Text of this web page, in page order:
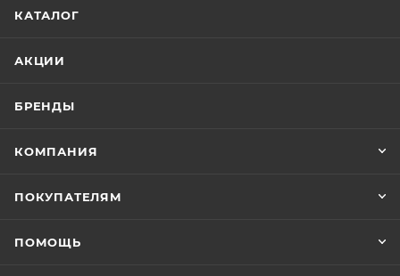
КАТАЛОГ
АКЦИИ
БРЕНДЫ
КОМПАНИЯ
ПОКУПАТЕЛЯМ
ПОМОЩЬ